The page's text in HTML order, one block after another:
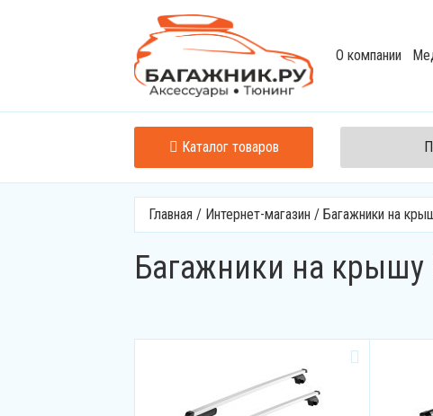
О компании
Каталог товаров
Главная / Интернет-магазин /Багажники на
Багажники на крышу